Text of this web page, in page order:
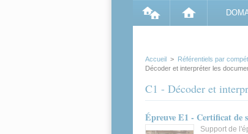
Accueil > Référentiels par
Décoder et interpréter les
C1 - Décoder et
Épreuve E1 - Certificat de
Support de